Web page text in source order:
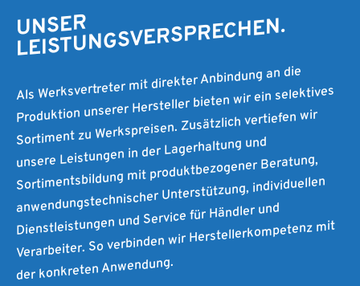
UNSER
LEISTUNGSVERSPRECHEN.
Als Werksvertreter mit direkter Anbindung an die
Produktion unserer Hersteller bieten wir ein selektives
Sortiment zu Werkspreisen. Zusätzlich vertiefen wir
unsere Leistungen in der Lagerhaltung und
Sortimentsbildung mit produktbezogener Beratung,
anwendungstechnischer Unterstützung, individuellen
Dienstleistungen und Service für Händler und
Verarbeiter. So verbinden wir Herstellerkompetenz mit
der konkreten Anwendung.